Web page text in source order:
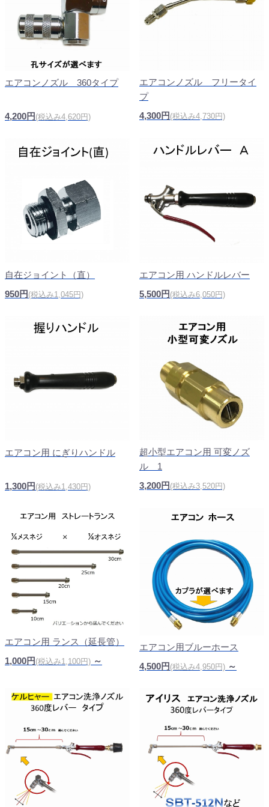
エアコンノズル 360タイプ
4,200円 (税込み4,620円)
エアコンノズル フリータイ
プ
4,300円 (税込み4,730円)
自在ジョイント（直）
950円 (税込み1,045円)
エアコン用 ハンドルレバー
5,500円 (税込み6,050円)
エアコン用 にぎりハンドル
1,300円 (税込み1,430円)
超小型エアコン用 可変ノズ
ル 1
3,200円 (税込み3,520円)
エアコン用 ランス（延長管）
1,000円 (税込み1,100円) ～
エアコン用ブルーホース
4,500円 (税込み4,950円) ～